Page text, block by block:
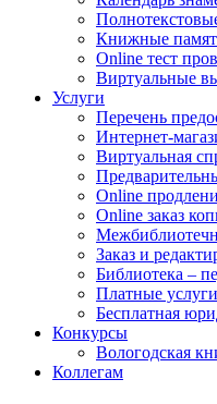
Книжные
Online тест
Виртуальные
Услуги
Перечень
Интернет-
Виртуальная
Online
Online заказ
Заказ и
Библиотека –
Платные услуги
Бесплатная
Конкурсы
Вологодская
Коллегам